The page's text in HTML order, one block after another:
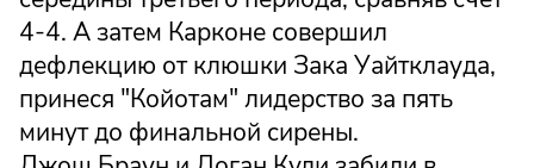
4-4. А затем Карконе совершил
дефлекцию от клюшки Зака Уайтклауда,
принеся "Койотам" лидерство за пять
минут до финальной сирены.